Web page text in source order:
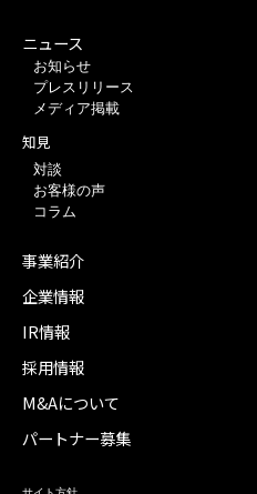
ニュース
お知らせ
プレスリリース
メディア掲載
知見
対談
お客様の声
コラム
事業紹介
企業情報
IR情報
採用情報
M&Aについて
パートナー募集